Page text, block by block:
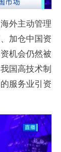
外主动管理
、加仓中国资
机会仍然被
国高技术制
服务业引资